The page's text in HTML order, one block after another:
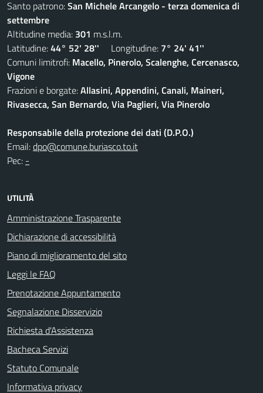
Santo patrono:San Michele Arcangelo - terza domenica di
settembre
Altitudine media: 301 m.s.l.m.
Latitudine:44° 52' 28'' Longitudine: 7° 24' 41''
Comuni limitrofi: Macello, Pinerolo, Scalenghe, Cercenasco,
Vigone
Frazioni e borgate:Allasini, Appendini, Canali, Maineri,
Rivasecca, San Bernardo, Via Paglieri, Via Pinerolo
Responsabile della protezione dei dati (D.P.O.)
Email:dpo@comune.buriasco.to.it
Pec: -
UTILITÀ
Amministrazione Trasparente
Dichiarazione di accessibilità
Piano di miglioramento del sito
Leggi le FAQ
Prenotazione Appuntamento
Segnalazione Disservizio
Richiesta d'Assistenza
Bacheca Servizi
Statuto Comunale
Informativa privacy